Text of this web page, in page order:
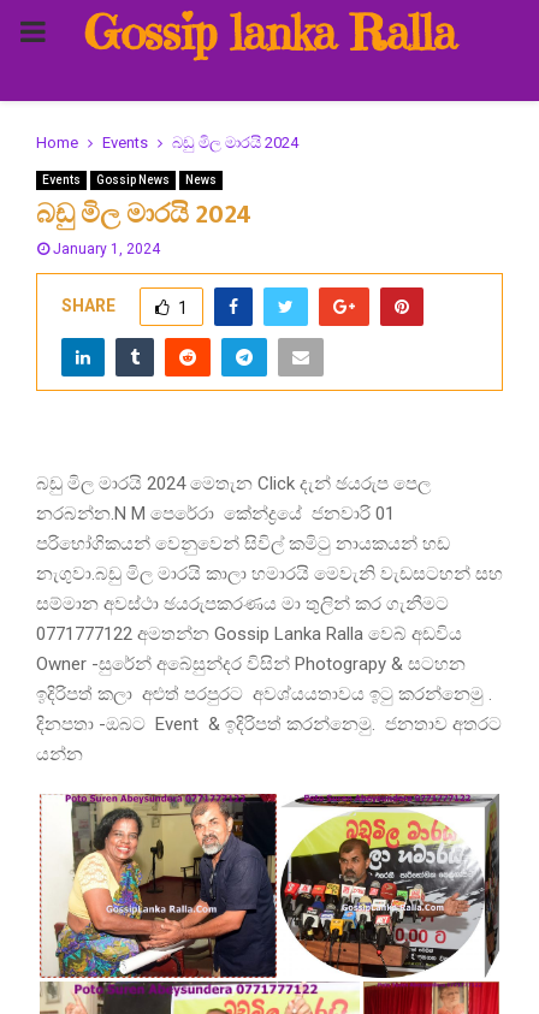
PRIMARY
MENU
Gossip lanka Ralla
Home Events බඩු මිල මාරයි 2024
Events Gossip News News
බඩු මිල මාරයි 2024
January 1, 2024
SHARE 1
බඩු මිල මාරයි 2024 මෙතැන Click දැන් ඡයරුප පෙල
නරබන්න.N M පෙරේරා කේන්ද්‍රයේ ජනවාරි 01
පරිභෝගිකයන් වෙනුවෙන් සිවිල් කමිටු නායකයන් හඩ
නැගුවා.බඩු මිල මාරයි කාලා හමාරයි මෙවැනි වැඩසටහන් සහ
සම්මාන අවස්ථා ඡයරුපකරණය මා තුලින් කර ගැනීමට
0771777122 අමතන්න Gossip Lanka Ralla වෙබ් අඩවිය
Owner -සුරේන් අබේසුන්දර විසින් Photograpy & සටහන
ඉදිරිපත් කලා අළුත් පරපුරට අවශ්යයතාවය ඉටු කරන්නෙමු .
දිනපතා -ඔබට Event & ඉදිරිපත් කරන්නෙමු. ජනතාව අතරට
යන්න